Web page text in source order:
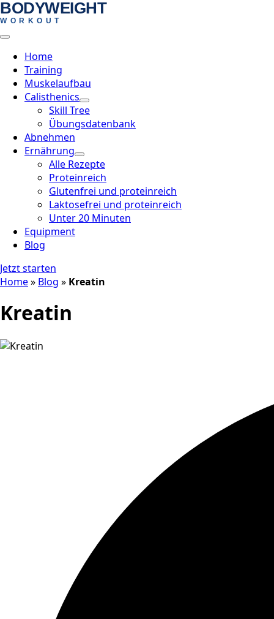
Skip
to
main
content
BODYWEIGHT
WORKOUT
Home
Training
Muskelaufbau
Calisthenics
Skill Tree
Übungsdatenbank
Abnehmen
Ernährung
Alle Rezepte
Proteinreich
Glutenfrei und proteinreich
Laktosefrei und proteinreich
Unter 20 Minuten
Equipment
Blog
Jetzt starten
Home» Blog » Kreatin
Kreatin